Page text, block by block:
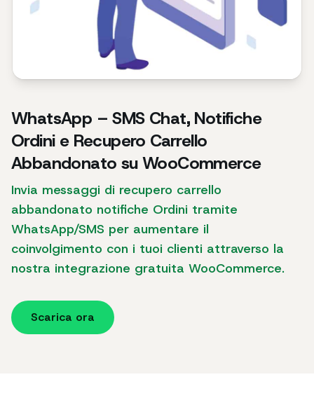
WhatsApp – SMS Chat, Notifiche
Ordini e Recupero Carrello
Abbandonato su WooCommerce
Invia messaggi di recupero carrello
abbandonato notifiche Ordini tramite
WhatsApp/SMS per aumentare il
coinvolgimento con i tuoi clienti attraverso la
nostra integrazione gratuita WooCommerce.
Scarica ora